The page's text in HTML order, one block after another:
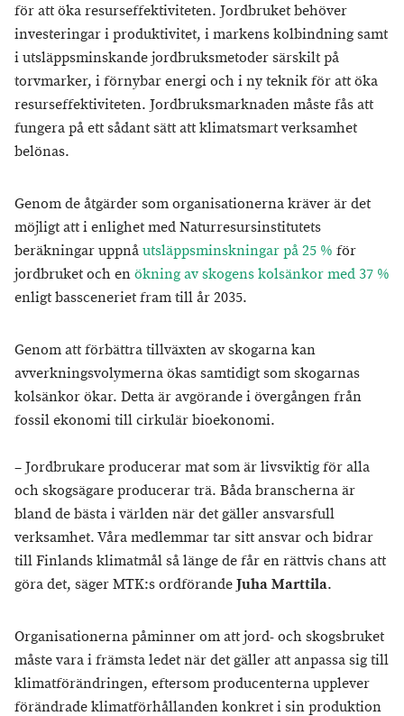
för att öka resurseffektiviteten. Jordbruket behöver
investeringar i produktivitet, i markens kolbindning samt
i utsläppsminskande jordbruksmetoder särskilt på
torvmarker, i förnybar energi och i ny teknik för att öka
resurseffektiviteten. Jordbruksmarknaden måste fås att
fungera på ett sådant sätt att klimatsmart verksamhet
belönas.
Genom de åtgärder som organisationerna kräver är det
möjligt att i enlighet med Naturresursinstitutets
beräkningar uppnåutsläppsminskningar på 25 % för
jordbruket och enökning av skogens kolsänkor med 37 %
enligt bassceneriet fram till år 2035.
Genom att förbättra tillväxten av skogarna kan
avverkningsvolymerna ökas samtidigt som skogarnas
kolsänkor ökar. Detta är avgörande i övergången från
fossil ekonomi till cirkulär bioekonomi.
– Jordbrukare producerar mat som är livsviktig för alla
och skogsägare producerar trä. Båda branscherna är
bland de bästa i världen när det gäller ansvarsfull
verksamhet. Våra medlemmar tar sitt ansvar och bidrar
till Finlands klimatmål så länge de får en rättvis chans att
göra det, säger MTK:s ordförandeJuha Marttila.
Organisationerna påminner om att jord- och skogsbruket
måste vara i främsta ledet när det gäller att anpassa sig till
klimatförändringen, eftersom producenterna upplever
förändrade klimatförhållanden konkret i sin produktion